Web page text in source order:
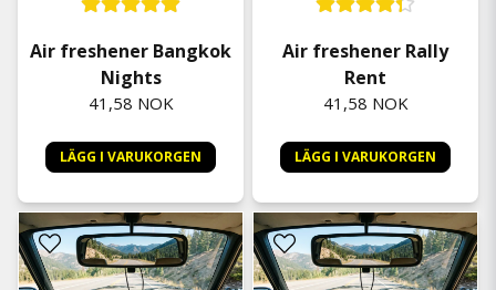
Air freshener Bangkok
Nights
41,58 NOK
LÄGG I VARUKORGEN
Air freshener Rally
Rent
41,58 NOK
LÄGG I VARUKORGEN